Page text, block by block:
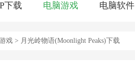
下载 电脑游戏 电脑软件
戏 > 月光岭物语(Moonlight Peaks)下载